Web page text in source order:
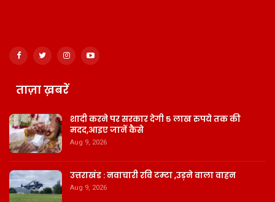
ताज़ा ख़बरें
शादी करने पर सरकार देगी 5 लाख रुपये तक की
मदद,आइए जानें कैसे
Aug 9, 2026
उत्तराखंड : नवाचारी रवि टम्टा ,उड़ने वाला वाहन
Aug 9, 2026